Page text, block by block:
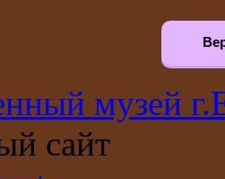
музей
сайт